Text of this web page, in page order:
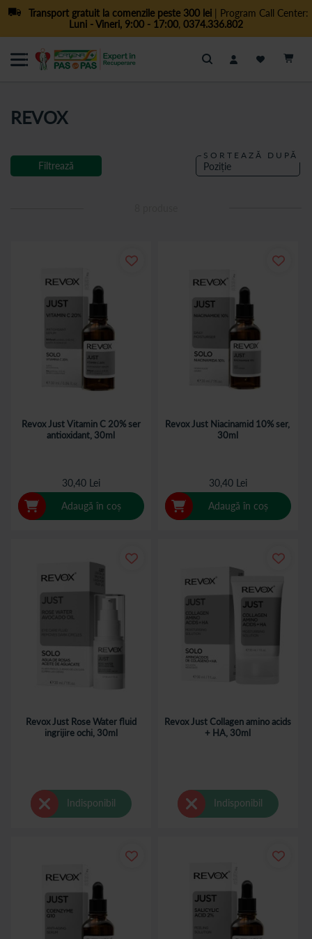
Transport gratuit la comenzile peste 300 lei| Program Call Center:
Luni - Vineri, 9:00 - 17:00, 0374.336.802
Cautare
REVOX
SORTEAZĂ DUPĂ
Revox Just Vitamin C 20% ser
antioxidant, 30ml
30,40 Lei
Adaugă în coș
Revox Just Niacinamid 10% ser,
30ml
30,40 Lei
Adaugă în coș
Revox Just Rose Water fluid
ingrijire ochi, 30ml
Indisponibil
Revox Just Collagen amino acids
+ HA, 30ml
Indisponibil
Filtrează